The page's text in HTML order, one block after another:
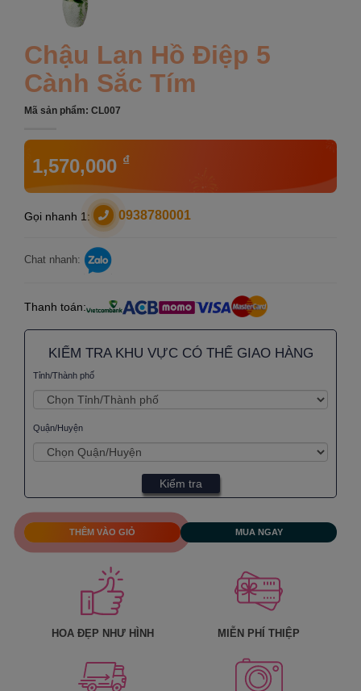
Chậu Lan Hồ Điệp 5
Cành Sắc Tím
Mã sản phẩm: CL007
1,570,000 ₫
Gọi nhanh 1: 0938780001
Chat nhanh:
Thanh toán:
KIỂM TRA KHU VỰC CÓ THỂ GIAO HÀNG
Tỉnh/Thành phố
Quận/Huyện
Kiểm tra
THÊM VÀO GIỎ MUA NGAY
HOA ĐẸP NHƯ HÌNH MIỄN PHÍ THIỆP